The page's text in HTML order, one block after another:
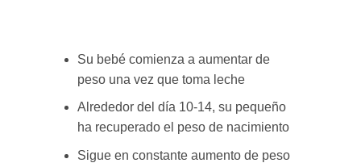
Su bebé comienza a aumentar de
peso una vez que toma leche
Alrededor del día 10-14, su pequeño
ha recuperado el peso de nacimiento
Sigue en constante aumento de peso